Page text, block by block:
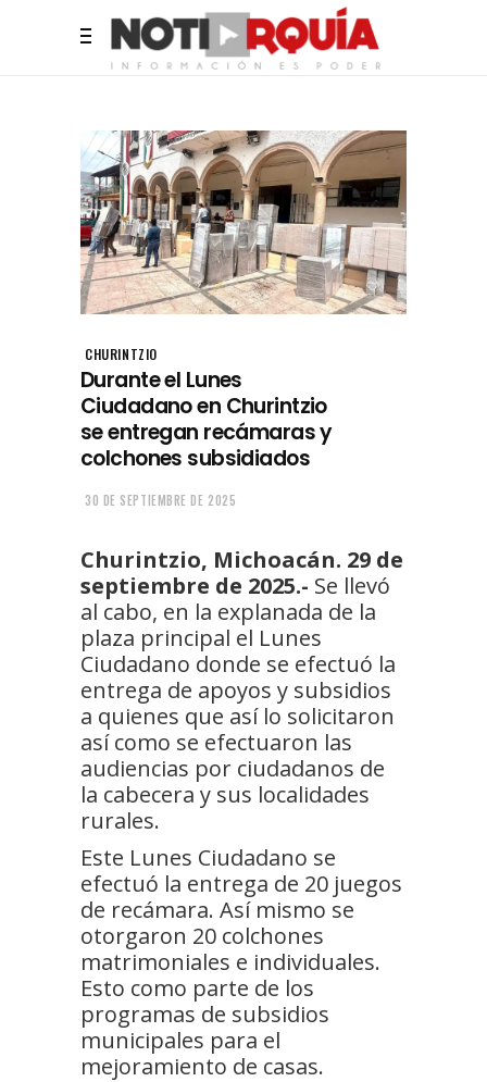
CHURINTZIO
Durante el Lunes
Ciudadano en Churintzio
se entregan recámaras y
colchones subsidiados
30 DE SEPTIEMBRE DE 2025
Churintzio, Michoacán. 29 de
septiembre de 2025.- Se llevó
al cabo, en la explanada de la
plaza principal el Lunes
Ciudadano donde se efectuó la
entrega de apoyos y subsidios
a quienes que así lo solicitaron
así como se efectuaron las
audiencias por ciudadanos de
la cabecera y sus localidades
rurales.
Este Lunes Ciudadano se
efectuó la entrega de 20 juegos
de recámara. Así mismo se
otorgaron 20 colchones
matrimoniales e individuales.
Esto como parte de los
programas de subsidios
municipales para el
mejoramiento de casas.